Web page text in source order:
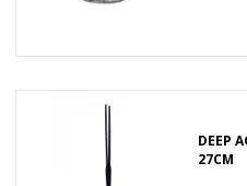
DEEP
27CM